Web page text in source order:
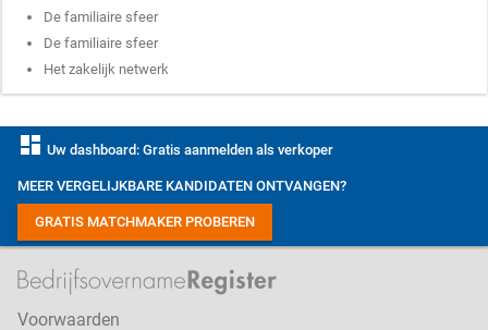
De familiaire sfeer
De familiaire sfeer
Het zakelijk netwerk
dashboard Uw dashboard: Gratis aanmelden als verkoper
MEER VERGELIJKBARE KANDIDATEN ONTVANGEN?
GRATIS MATCHMAKER PROBEREN
Voorwaarden